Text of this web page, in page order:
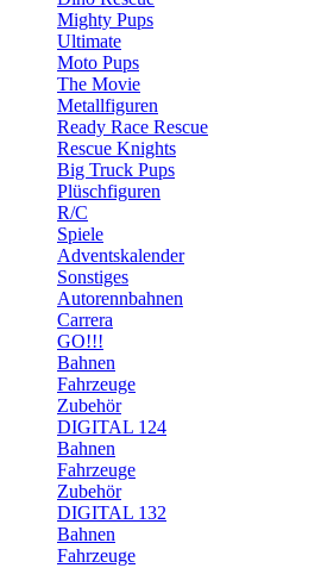
Mighty Pups
Ultimate
Moto Pups
The Movie
Metallfiguren
Ready Race Rescue
Rescue Knights
Big Truck Pups
Plüschfiguren
R/C
Spiele
Adventskalender
Sonstiges
Autorennbahnen
Carrera
GO!!!
Bahnen
Fahrzeuge
Zubehör
DIGITAL 124
Bahnen
Fahrzeuge
Zubehör
DIGITAL 132
Bahnen
Fahrzeuge